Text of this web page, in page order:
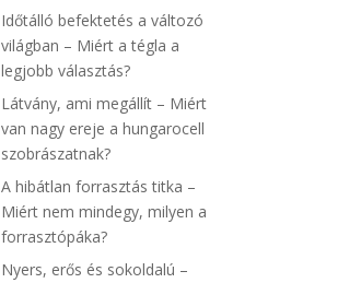
Időtálló befektetés a változó
világban – Miért a tégla a
legjobb választás?
Látvány, ami megállít – Miért
van nagy ereje a hungarocell
szobrászatnak?
A hibátlan forrasztás titka –
Miért nem mindegy, milyen a
forrasztópáka?
Nyers, erős és sokoldalú –